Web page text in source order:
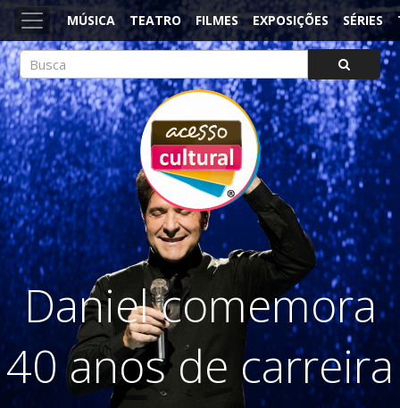
MÚSICA TEATRO FILMES EXPOSIÇÕES SÉRIES
ACESSO CULTURAL
Arte, Cultura Pop e Entretenimento
Daniel comemora
40 anos de carreira